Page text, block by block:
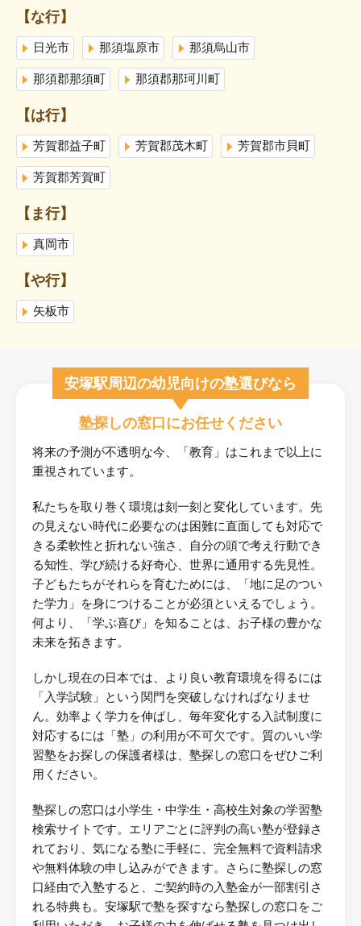
【な行】
日光市 那須塩原市 那須烏山市
那須郡那須町 那須郡那珂川町
【は行】
芳賀郡益子町 芳賀郡茂木町 芳賀郡市貝町
芳賀郡芳賀町
【ま行】
真岡市
【や行】
矢板市
安塚駅周辺の幼児向けの塾選びなら
塾探しの窓口にお任せください
将来の予測が不透明な今、「教育」はこれまで以上に
重視されています。
私たちを取り巻く環境は刻一刻と変化しています。先
の見えない時代に必要なのは困難に直面しても対応で
きる柔軟性と折れない強さ、自分の頭で考え行動でき
る知性、学び続ける好奇心、世界に通用する先見性。
子どもたちがそれらを育むためには、「地に足のつい
た学力」を身につけることが必須といえるでしょう。
何より、「学ぶ喜び」を知ることは、お子様の豊かな
未来を拓きます。
しかし現在の日本では、より良い教育環境を得るには
「入学試験」という関門を突破しなければなりませ
ん。効率よく学力を伸ばし、毎年変化する入試制度に
対応するには「塾」の利用が不可欠です。質のいい学
習塾をお探しの保護者様は、塾探しの窓口をぜひご利
用ください。
塾探しの窓口は小学生・中学生・高校生対象の学習塾
検索サイトです。エリアごとに評判の高い塾が登録さ
れており、気になる塾に手軽に、完全無料で資料請求
や無料体験の申し込みができます。さらに塾探しの窓
口経由で入塾すると、ご契約時の入塾金が一部割引さ
れる特典も。安塚駅で塾を探すなら塾探しの窓口をご